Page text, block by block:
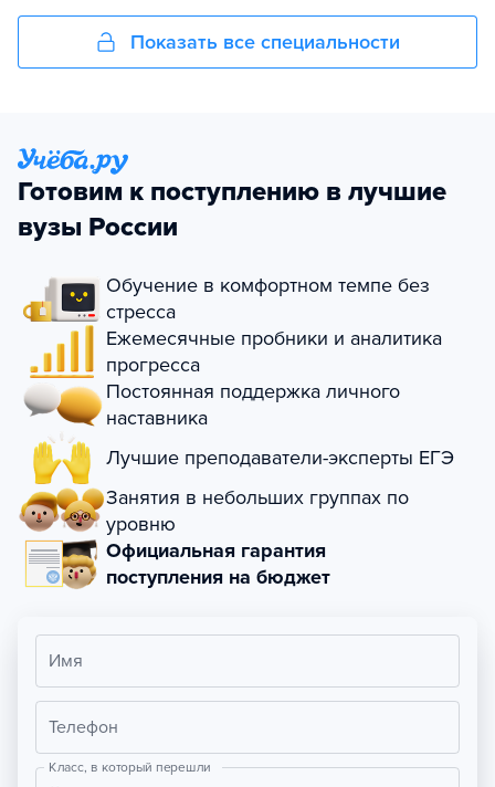
Показать все специальности
Готовим к поступлению в лучшие
вузы России
Обучение в комфортном темпе без
стресса
Ежемесячные пробники и аналитика
прогресса
Постоянная поддержка личного
наставника
Лучшие преподаватели-эксперты ЕГЭ
Занятия в небольших группах по
уровню
Официальная гарантия
поступления на бюджет
Имя
Телефон
Класс, в который перешли